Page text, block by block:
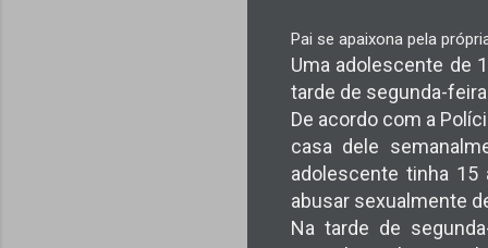
Pai se apaixona pela
Uma adolescente de
tarde de segunda-
De acordo com a
casa dele
adolescente tinha 15
abusar sexualmente
Na tarde de